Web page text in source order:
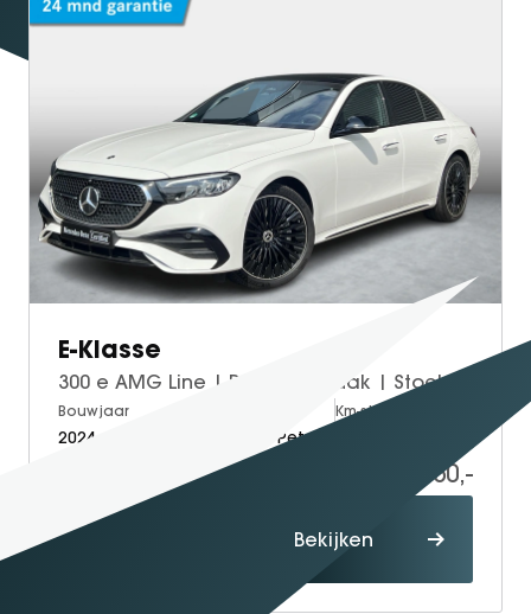
E-Klasse
300 e AMG Line | Panoramadak | Stoel & Stuurverwarming
Bouwjaar
2024 Electric + Petrol
Km-stand
62.950,-
Bekijken